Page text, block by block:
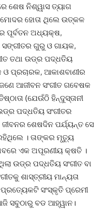
ଶେଷ ନିଶ୍ୱାସ ତ୍ୟାଗ
ହୋତା ଥିଲେ ଉତ୍କଳ
ପୂର୍ବତନ ଅଧ୍ୟକ୍ଷ,
ସଙ୍ଗୀତର ଗୁରୁ ଓ ଗାୟକ,
ତଥା ଉଡ୍ର ପଦ୍ଧତିୟ
ପ୍ରଚାରକ, ଆକାଶବାଣୀର
ଆଜୀବନ ସଂଗୀତ ଗବେଷକ
(ଯେଉଁଠି ହିନ୍ଦୁସ୍ତାନୀ
ପଦ୍ଧତିୟ ସଂଗୀତର
ଜୀବନର ଶେଷଦିନ ପର୍ଯ୍ୟନ୍ତ ସେ
। ତାଙ୍କର ମୃତ୍ୟୁ
ଏକ ଅପୂରଣୀୟ କ୍ଷତି ।
ଉଡ୍ର ପଦ୍ଧତିୟ ସଂଗୀତ ବା
ଶାସ୍ତ୍ରୀୟ ମାନ୍ୟତା
ପ୍ରତ୍ୟେକଟି ସଂସ୍କୃତି ପ୍ରେମୀ
ସବୁଠାରୁ ବଡ ଆହ୍ୱାନ।